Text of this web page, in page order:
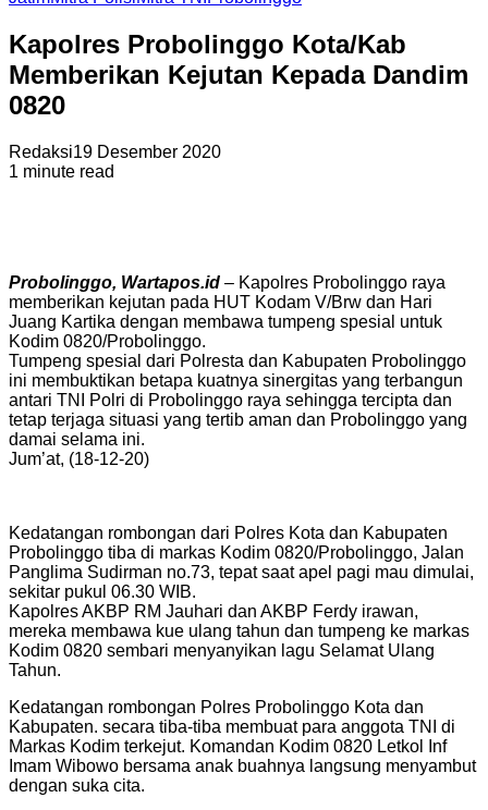
Kapolres Probolinggo Kota/Kab
Memberikan Kejutan Kepada Dandim
0820
Redaksi19 Desember 2020
1 minute read
Probolinggo, Wartapos.id – Kapolres Probolinggo raya
memberikan kejutan pada HUT Kodam V/Brw dan Hari
Juang Kartika dengan membawa tumpeng spesial untuk
Kodim 0820/Probolinggo.
Tumpeng spesial dari Polresta dan Kabupaten Probolinggo
ini membuktikan betapa kuatnya sinergitas yang terbangun
antari TNI Polri di Probolinggo raya sehingga tercipta dan
tetap terjaga situasi yang tertib aman dan Probolinggo yang
damai selama ini.
Jum’at, (18-12-20)
Kedatangan rombongan dari Polres Kota dan Kabupaten
Probolinggo tiba di markas Kodim 0820/Probolinggo, Jalan
Panglima Sudirman no.73, tepat saat apel pagi mau dimulai,
sekitar pukul 06.30 WIB.
Kapolres AKBP RM Jauhari dan AKBP Ferdy irawan,
mereka membawa kue ulang tahun dan tumpeng ke markas
Kodim 0820 sembari menyanyikan lagu Selamat Ulang
Tahun.
Kedatangan rombongan Polres Probolinggo Kota dan
Kabupaten. secara tiba-tiba membuat para anggota TNI di
Markas Kodim terkejut. Komandan Kodim 0820 Letkol Inf
Imam Wibowo bersama anak buahnya langsung menyambut
dengan suka cita.